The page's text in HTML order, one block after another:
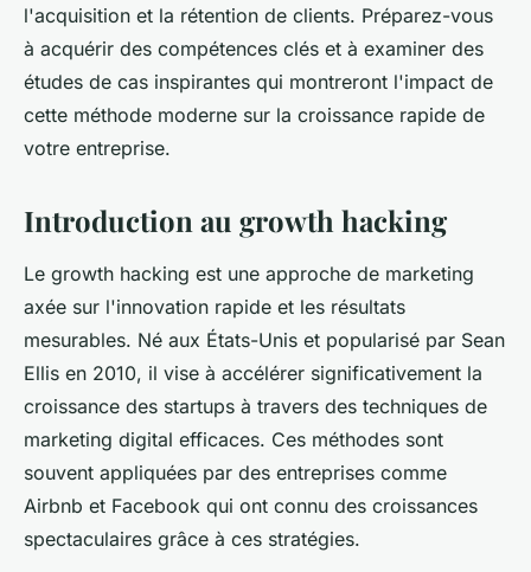
l'acquisition et la rétention de clients. Préparez-vous
à acquérir des compétences clés et à examiner des
études de cas inspirantes qui montreront l'impact de
cette méthode moderne sur la croissance rapide de
votre entreprise.
Introduction au growth hacking
Le growth hacking est une approche de marketing
axée sur l'innovation rapide et les résultats
mesurables. Né aux États-Unis et popularisé par Sean
Ellis en 2010, il vise à accélérer significativement la
croissance des startups à travers des techniques de
marketing digital efficaces. Ces méthodes sont
souvent appliquées par des entreprises comme
Airbnb et Facebook qui ont connu des croissances
spectaculaires grâce à ces stratégies.